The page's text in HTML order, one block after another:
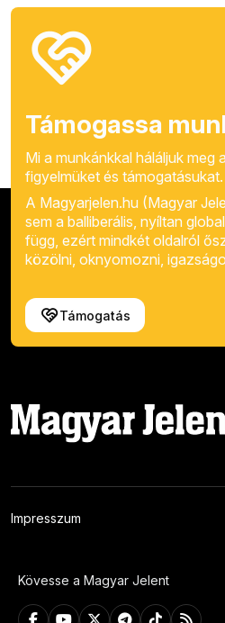
Támogassa
Mi a munkánkkal háláljuk meg
figyelmüket és támogatásukat.
A Magyarjelen.hu (Magyar
sem a balliberális, nyíltan
függ, ezért mindkét oldalról
közölni, oknyomozni,
Támogatás
Impresszum
Kövesse a Magyar Jelent